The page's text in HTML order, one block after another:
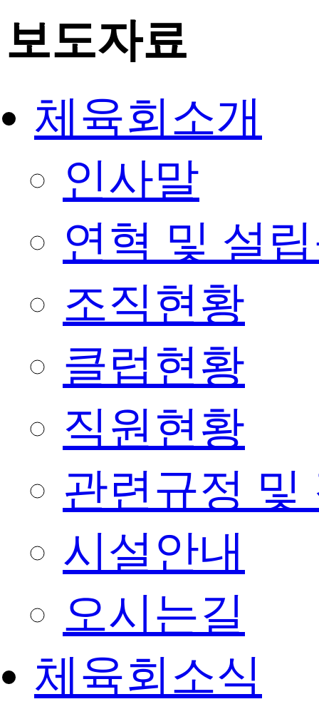
보도자료
체육회소개
인사말
연혁 및 설
조직현황
클럽현황
직원현황
관련규정 및
시설안내
오시는길
체육회소식